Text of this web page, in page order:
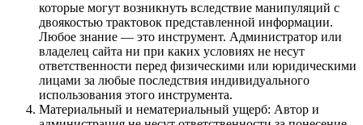
которые могут возникнуть вследствие манипуляций с
двоякостью трактовок представленной информации.
Любое знание — это инструмент. Администратор или
владелец сайта ни при каких условиях не несут
ответственности перед физическими или юридическими
лицами за любые последствия индивидуального
использования этого инструмента.
Материальный и нематериальный ущерб: Автор и